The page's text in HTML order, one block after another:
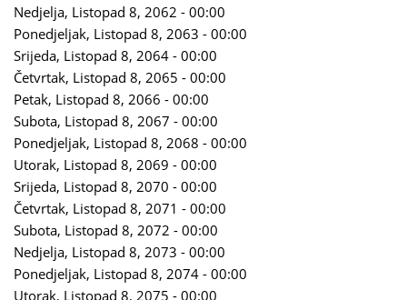
Nedjelja, Listopad 8, 2062 - 00:00
Ponedjeljak, Listopad 8, 2063 - 00:00
Srijeda, Listopad 8, 2064 - 00:00
Četvrtak, Listopad 8, 2065 - 00:00
Petak, Listopad 8, 2066 - 00:00
Subota, Listopad 8, 2067 - 00:00
Ponedjeljak, Listopad 8, 2068 - 00:00
Utorak, Listopad 8, 2069 - 00:00
Srijeda, Listopad 8, 2070 - 00:00
Četvrtak, Listopad 8, 2071 - 00:00
Subota, Listopad 8, 2072 - 00:00
Nedjelja, Listopad 8, 2073 - 00:00
Ponedjeljak, Listopad 8, 2074 - 00:00
Utorak, Listopad 8, 2075 - 00:00